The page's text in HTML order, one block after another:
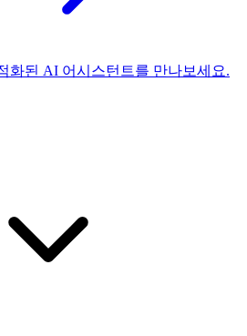
화된 AI 어시스턴트를 만나보세요.